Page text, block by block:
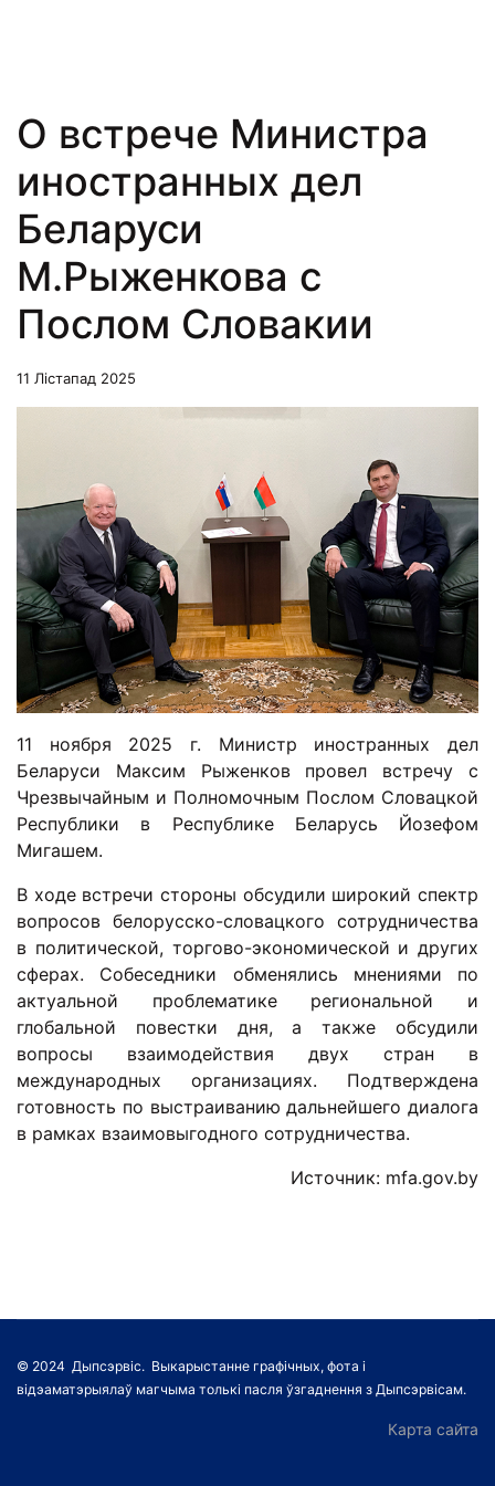
О встрече Министра
иностранных дел
Беларуси
М.Рыженкова с
Послом Словакии
11 Лістапад 2025
11 ноября 2025 г. Министр иностранных дел
Беларуси Максим Рыженков провел встречу с
Чрезвычайным и Полномочным Послом Словацкой
Республики в Республике Беларусь Йозефом
Мигашем.
В ходе встречи стороны обсудили широкий спектр
вопросов белорусско-словацкого сотрудничества
в политической, торгово-экономической и других
сферах. Собеседники обменялись мнениями по
актуальной проблематике региональной и
глобальной повестки дня, а также обсудили
вопросы взаимодействия двух стран в
международных организациях. Подтверждена
готовность по выстраиванию дальнейшего диалога
в рамках взаимовыгодного сотрудничества.
Источник: mfa.gov.by
© 2024 Дыпсэрвіс. Выкарыстанне графічных, фота і
відэаматэрыялаў магчыма толькі пасля ўзгаднення з Дыпсэрвісам.
Карта сайта